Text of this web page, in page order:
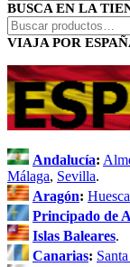
BUSCA EN LA
Buscar
por:
VIAJA POR
Andalucía:
Málaga, Sevilla.
Aragón: Huesca
Principado de
Islas Baleares.
Canarias: